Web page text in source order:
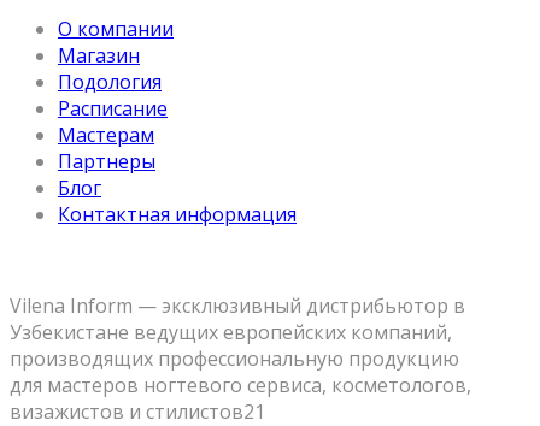
О компании
Магазин
Подология
Расписание
Мастерам
Партнеры
Блог
Контактная информация
Vilena Inform — эксклюзивный дистрибьютор в
Узбекистане ведущих европейских компаний,
производящих профессиональную продукцию
для мастеров ногтевого сервиса, косметологов,
визажистов и стилистов21